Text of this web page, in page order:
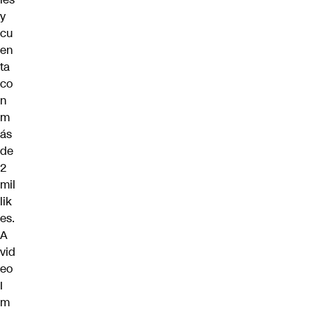
y
cu
en
ta
co
n
m
ás
de
2
mil
lik
es.
A
vid
eo
I
m